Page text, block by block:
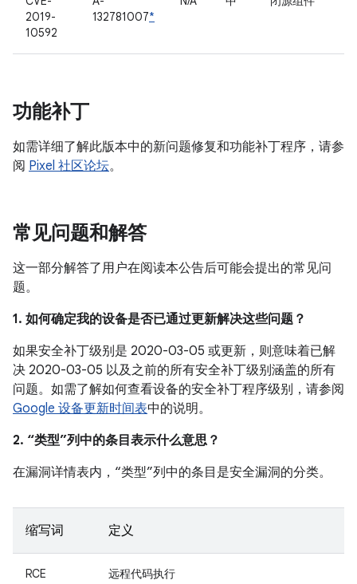
2019-
10592
132781007*
功能补丁
如需详细了解此版本中的新问题修复和功能补丁程序，请参
阅 Pixel 社区论坛。
常见问题和解答
这一部分解答了用户在阅读本公告后可能会提出的常见问
题。
1. 如何确定我的设备是否已通过更新解决这些问题？
如果安全补丁级别是 2020-03-05 或更新，则意味着已解
决 2020-03-05 以及之前的所有安全补丁级别涵盖的所有
问题。如需了解如何查看设备的安全补丁程序级别，请参阅
Google 设备更新时间表中的说明。
2. “类型”列中的条目表示什么意思？
在漏洞详情表内，“类型”列中的条目是安全漏洞的分类。
缩写词 定义
RCE 远程代码执行